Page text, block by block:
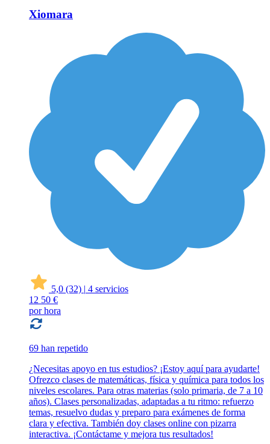
Xiomara
5,0 (32) | 4 servicios
12 50 €
por hora
69 han repetido
¿Necesitas apoyo en tus estudios? ¡Estoy aquí para ayudarte!
Ofrezco clases de matemáticas, física y química para todos los
niveles escolares. Para otras materias (solo primaria, de 7 a 10
años). Clases personalizadas, adaptadas a tu ritmo: refuerzo
temas, resuelvo dudas y preparo para exámenes de forma
clara y efectiva. También doy clases online con pizarra
interactiva. ¡Contáctame y mejora tus resultados!